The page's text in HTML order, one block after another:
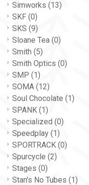
Simworks (13)
SKF (0)
SKS (9)
Sloane Tea (0)
Smith (5)
Smith Optics (0)
SMP (1)
SOMA (12)
Soul Chocolate (1)
SPANK (1)
Specialized (0)
Speedplay (1)
SPORTRACK (0)
Spurcycle (2)
Stages (0)
Stan's No Tubes (1)